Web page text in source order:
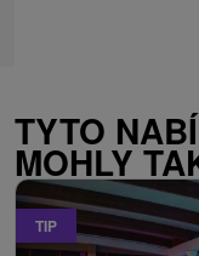
TYTO
MOHLY
TIP